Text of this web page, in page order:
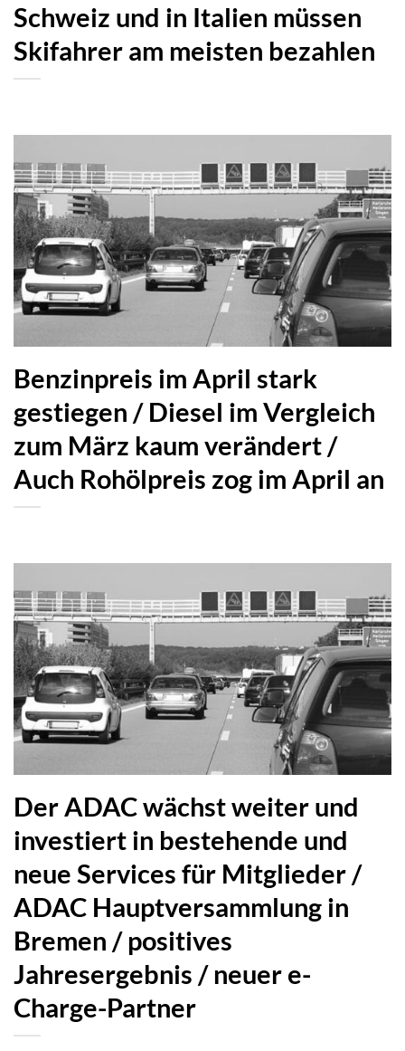
Schweiz und in Italien müssen
Skifahrer am meisten bezahlen
Benzinpreis im April stark
gestiegen / Diesel im Vergleich
zum März kaum verändert /
Auch Rohölpreis zog im April an
Der ADAC wächst weiter und
investiert in bestehende und
neue Services für Mitglieder /
ADAC Hauptversammlung in
Bremen / positives
Jahresergebnis / neuer e-
Charge-Partner